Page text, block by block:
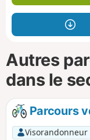
Autres
dans le
Parcours
Visorandonneur